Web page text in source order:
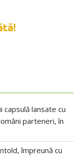
capsulă lansate cu
parteneri, în
împreună cu